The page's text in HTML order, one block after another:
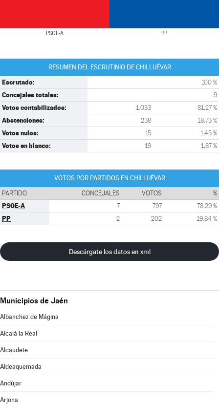
PSOE-A PP
RESUMEN DEL ESCRUTINIO DE CHILLUÉVAR
Escrutado: 100 %
Concejales totales: 9
Votos contabilizados: 1.033 81,27 %
Abstenciones: 238 18,73 %
Votos nulos: 15 1,45 %
Votos en blanco: 19 1,87 %
VOTOS POR PARTIDOS EN CHILLUÉVAR
PARTIDO CONCEJALES VOTOS %
PSOE-A 7 797 78,29 %
PP 2 202 19,84 %
Descárgate los datos en xml
Municipios de Jaén
Albanchez de Mágina
Alcalá la Real
Alcaudete
Aldeaquemada
Andújar
Arjona